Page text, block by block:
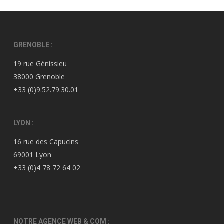
GRENOBLE :
19 rue Génissieu
38000 Grenoble
+33 (0)9.52.79.30.01
LYON :
16 rue des Capucins
69001 Lyon
+33 (0)4 78 72 64 02
NOTRE AGENCE WEB & COM :